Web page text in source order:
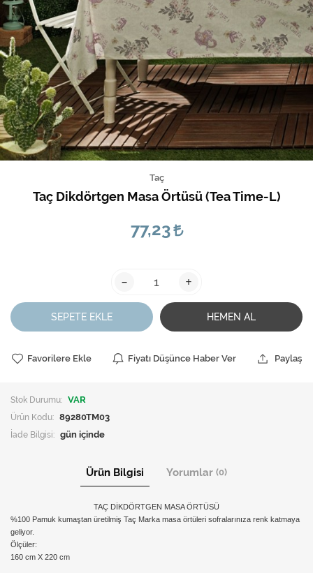
Taç
Taç Dikdörtgen Masa Örtüsü (Tea Time-L)
77,23
- +
SEPETE EKLE HEMEN AL
Favorilere Ekle Fiyatı Düşünce Haber Ver Paylaş
Stok Durumu: VAR
Ürün Kodu: 89280TM03
İade Bilgisi:
Ürün Bilgisi Yorumlar (0)
TAÇ DİKDÖRTGEN MASA ÖRTÜSÜ
%100 Pamuk kumaştan üretilmiş Taç Marka masa örtüleri sofralarınıza renk katmaya
geliyor.
Ölçüler:
160 cm X 220 cm